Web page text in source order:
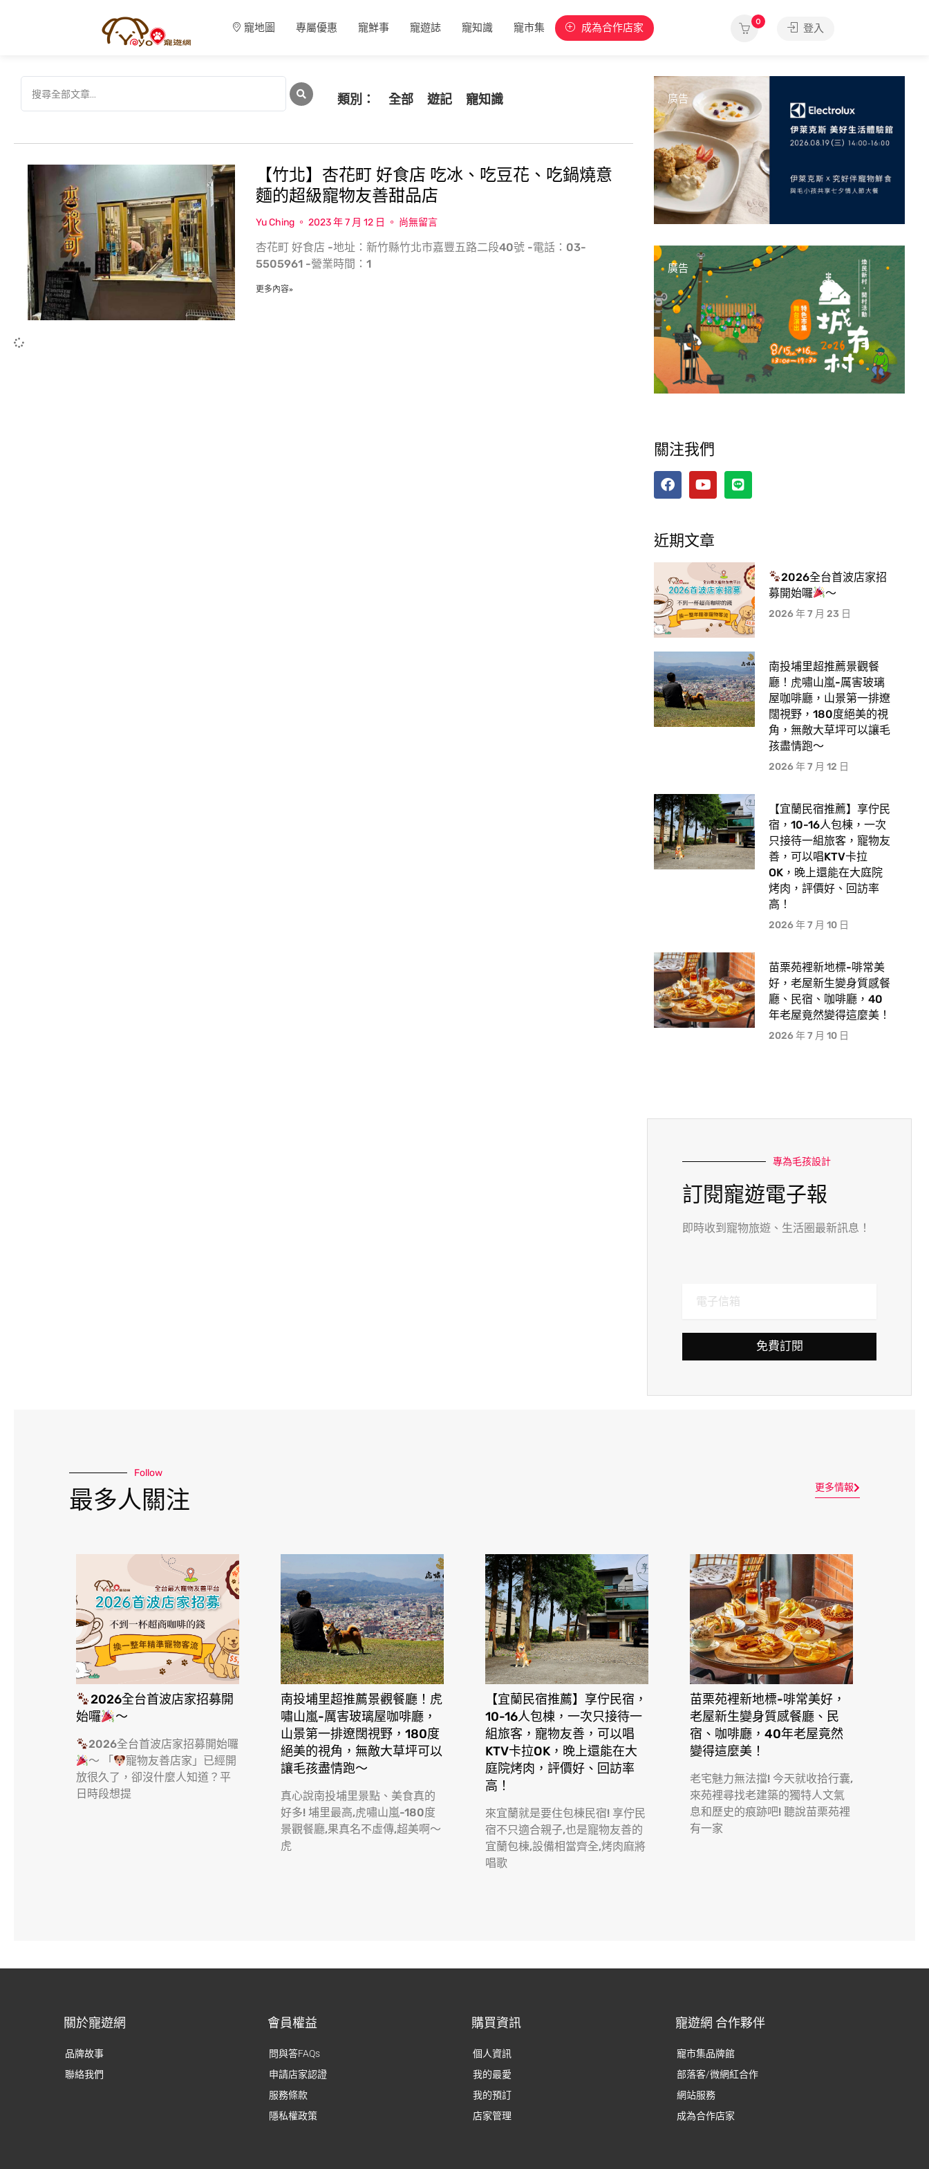
寵地圖 專屬優惠 寵鮮事 寵遊誌 寵知識 寵市集 成為合作店家 0
登入
類別： 全部 遊記 寵知識
【竹北】杏花町 好食店 吃冰、吃豆花、吃鍋燒意
麵的超級寵物友善甜品店
Yu Ching 2023 年 7 月 12 日 尚無留言
杏花町 好食店 -地址：新竹縣竹北市嘉豐五路二段40號 -電話：03-
5505961 -營業時間：1
更多內容»
廣告
廣告
關注我們
近期文章
2026全台首波店家招
募開始囉
～
2026 年 7 月 23 日
南投埔里超推薦景觀餐
廳！虎嘯山嵐-厲害玻璃
屋咖啡廳，山景第一排遼
闊視野，180度絕美的視
角，無敵大草坪可以讓毛
孩盡情跑〜
2026 年 7 月 12 日
【宜蘭民宿推薦】享佇民
宿，10-16人包棟，一次
只接待一組旅客，寵物友
善，可以唱KTV卡拉
OK，晚上還能在大庭院
烤肉，評價好、回訪率
高！
2026 年 7 月 10 日
苗栗苑裡新地標-啡常美
好，老屋新生變身質感餐
廳、民宿、咖啡廳，40
年老屋竟然變得這麼美！
2026 年 7 月 10 日
專為毛孩設計
訂閱寵遊電子報
即時收到寵物旅遊、生活圈最新訊息！
免費訂閱
Follow
最多人關注 更多情報
2026全台首波店家招募開
始囉
～
2026全台首波店家招募開始囉
～ 「
寵物友善店家」已經開
放很久了，卻沒什麼人知道？平
日時段想提
南投埔里超推薦景觀餐廳！虎
嘯山嵐-厲害玻璃屋咖啡廳，
山景第一排遼闊視野，180度
絕美的視角，無敵大草坪可以
讓毛孩盡情跑〜
真心說南投埔里景點、美食真的
好多! 埔里最高,虎嘯山嵐-180度
景觀餐廳,果真名不虛傳,超美啊〜
虎
【宜蘭民宿推薦】享佇民宿，
10-16人包棟，一次只接待一
組旅客，寵物友善，可以唱
KTV卡拉OK，晚上還能在大
庭院烤肉，評價好、回訪率
高！
來宜蘭就是要住包棟民宿! 享佇民
宿不只適合親子,也是寵物友善的
宜蘭包棟,設備相當齊全,烤肉麻將
唱歌
苗栗苑裡新地標-啡常美好，
老屋新生變身質感餐廳、民
宿、咖啡廳，40年老屋竟然
變得這麼美！
老宅魅力無法擋! 今天就收拾行囊,
來苑裡尋找老建築的獨特人文氣
息和歷史的痕跡吧! 聽說苗栗苑裡
有一家
關於寵遊網
品牌故事
聯絡我們
會員權益
問與答FAQs
申請店家認證
服務條款
隱私權政策
購買資訊
個人資訊
我的最愛
我的預訂
店家管理
寵遊網 合作夥伴
寵市集品牌館
部落客/微網紅合作
網站服務
成為合作店家